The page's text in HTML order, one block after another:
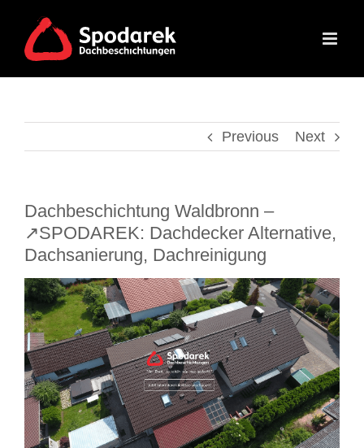
content
Previous Next
Dachbeschichtung Waldbronn –
↗️SPODAREK: Dachdecker Alternative,
Dachsanierung, Dachreinigung